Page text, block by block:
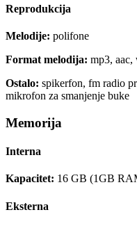
Reprodukcija
Melodije: polifone
Format melodija: mp3, aac,
Ostalo: spikerfon, fm radio
mikrofon za smanjenje buke
Memorija
Interna
Kapacitet: 16 GB (1GB
Eksterna